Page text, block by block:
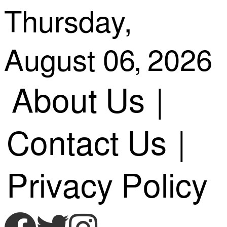
Skip
to
content
Thursday,
August 06, 2026
About Us |
Contact Us |
Privacy Policy